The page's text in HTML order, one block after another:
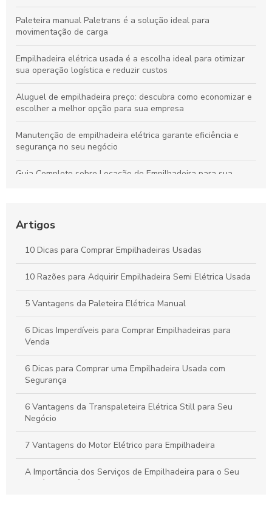
Paleteira manual Paletrans é a solução ideal para
movimentação de carga
Empilhadeira elétrica usada é a escolha ideal para otimizar
sua operação logística e reduzir custos
Aluguel de empilhadeira preço: descubra como economizar e
escolher a melhor opção para sua empresa
Manutenção de empilhadeira elétrica garante eficiência e
segurança no seu negócio
Guia Completo sobre Locação de Empilhadeira para sua
Empresa
Como Escolher a Melhor Selecionadora de Pedidos para Seu
Negócio
Peças para Empilhadeira: Como Escolher as Melhores Opções
para seu Equipamento
Artigos
10 Dicas para Comprar Empilhadeiras Usadas
10 Razões para Adquirir Empilhadeira Semi Elétrica Usada
5 Vantagens da Paleteira Elétrica Manual
6 Dicas Imperdíveis para Comprar Empilhadeiras para
Venda
6 Dicas para Comprar uma Empilhadeira Usada com
Segurança
6 Vantagens da Transpaleteira Elétrica Still para Seu
Negócio
7 Vantagens do Motor Elétrico para Empilhadeira
A Importância dos Serviços de Empilhadeira para o Seu
Negócio: Eficiência e Segurança Garantidas